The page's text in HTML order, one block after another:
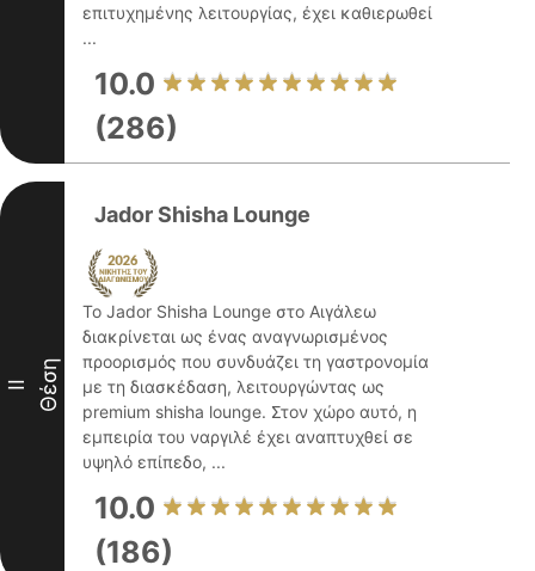
επιτυχημένης λειτουργίας, έχει καθιερωθεί
...
10.0
(286)
II Θέση
Jador Shisha Lounge
Το Jador Shisha Lounge στο Αιγάλεω
διακρίνεται ως ένας αναγνωρισμένος
προορισμός που συνδυάζει τη γαστρονομία
με τη διασκέδαση, λειτουργώντας ως
premium shisha lounge. Στον χώρο αυτό, η
εμπειρία του ναργιλέ έχει αναπτυχθεί σε
υψηλό επίπεδο, ...
10.0
(186)